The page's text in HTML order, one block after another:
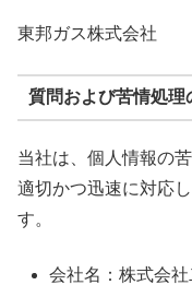
東邦ガス株式会社
質問および苦情処理
当社は、個人情報の
適切かつ迅速に対応
す。
会社名：株式会社